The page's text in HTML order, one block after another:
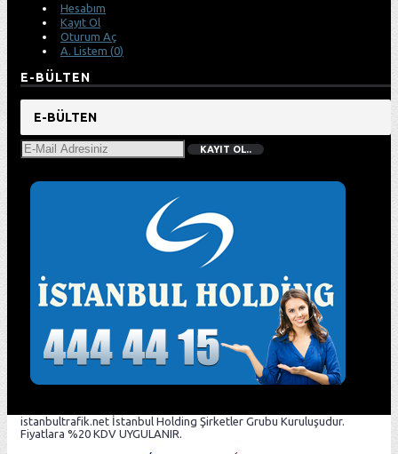
Hesabım
Kayıt Ol
Oturum Aç
A. Listem (0)
E-BÜLTEN
E-BÜLTEN
KAYIT OL..
istanbultrafik.net İstanbul Holding Şirketler Grubu Kuruluşudur.
Fiyatlara %20 KDV UYGULANIR.